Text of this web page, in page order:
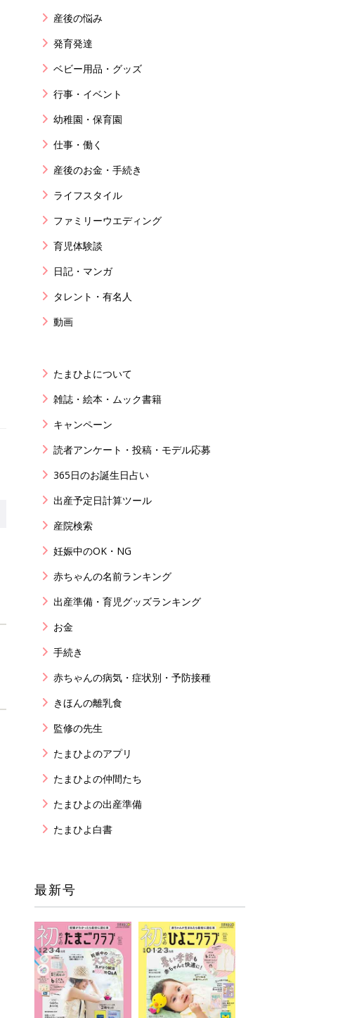
産後の悩み
発育発達
ベビー用品・グッズ
行事・イベント
幼稚園・保育園
仕事・働く
産後のお金・手続き
ライフスタイル
ファミリーウエディング
育児体験談
日記・マンガ
タレント・有名人
動画
たまひよについて
雑誌・絵本・ムック書籍
キャンペーン
読者アンケート・投稿・モデル応募
365日のお誕生日占い
出産予定日計算ツール
産院検索
妊娠中のOK・NG
赤ちゃんの名前ランキング
出産準備・育児グッズランキング
お金
手続き
赤ちゃんの病気・症状別・予防接種
きほんの離乳食
監修の先生
たまひよのアプリ
たまひよの仲間たち
たまひよの出産準備
たまひよ白書
最新号